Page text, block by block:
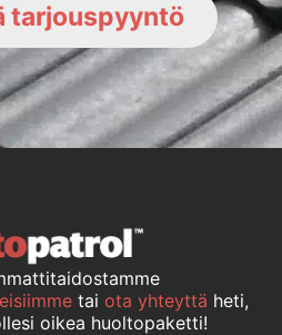
tarjouspyyntö
tai ota yhteyttä heti,
oikea huoltopaketti!